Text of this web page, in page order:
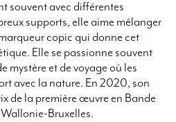
souvent avec différentes
supports, elle aime mélanger
copic qui donne cet
Elle se passionne souvent
mystère et de voyage où les
avec la nature. En 2020, son
de la première œuvre en Bande
Bruxelles.